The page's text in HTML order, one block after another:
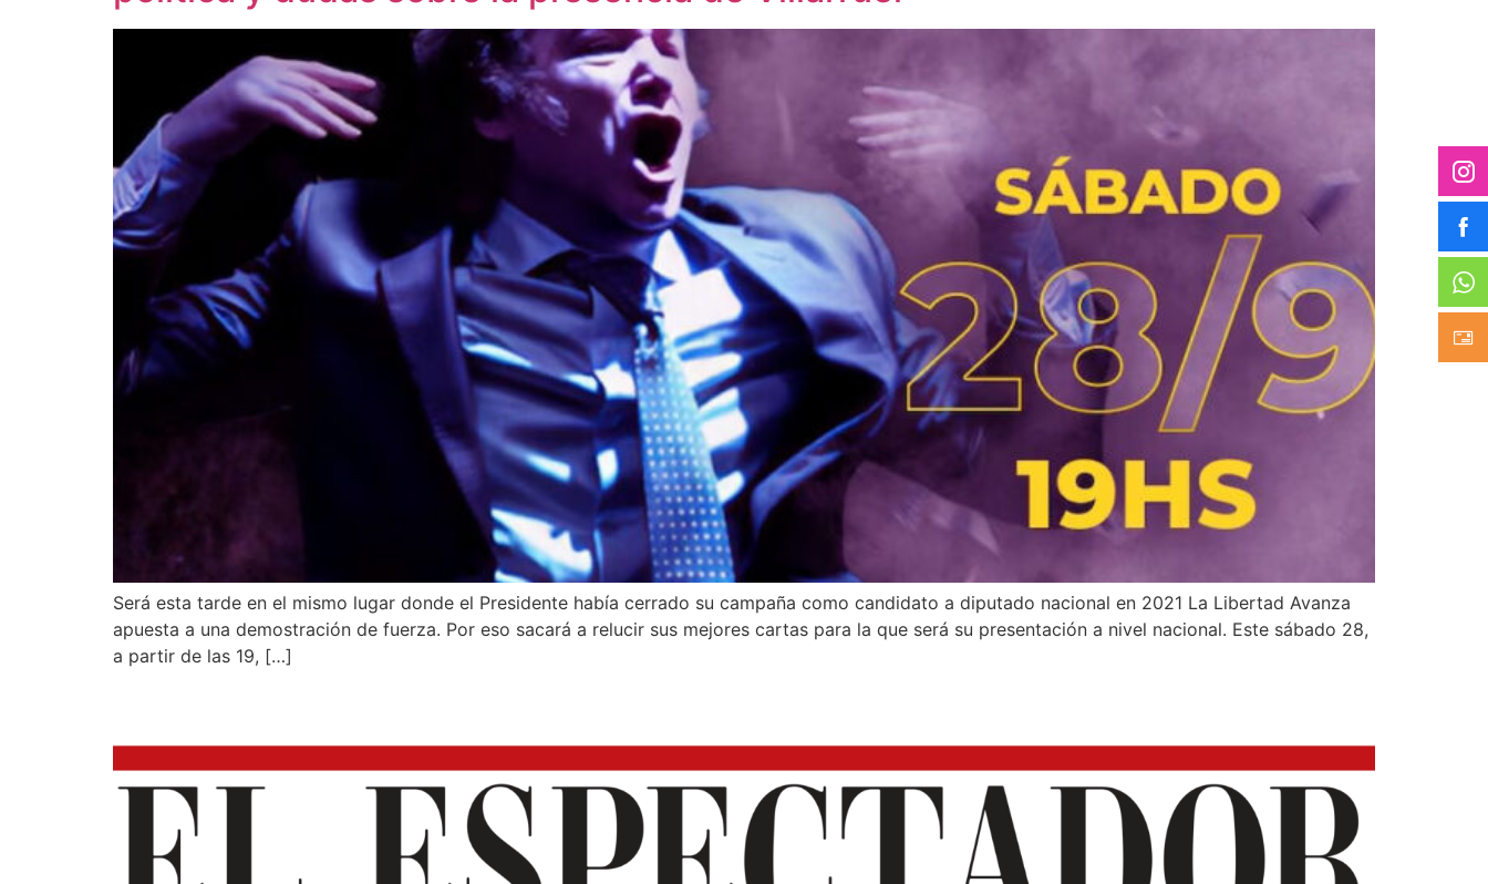
Será esta tarde en el mismo lugar donde el Presidente había cerrado su campaña como candidato a diputado nacional en 2021 La Libertad Avanza
apuesta a una demostración de fuerza. Por eso sacará a relucir sus mejores cartas para la que será su presentación a nivel nacional. Este sábado 28,
a partir de las 19, […]